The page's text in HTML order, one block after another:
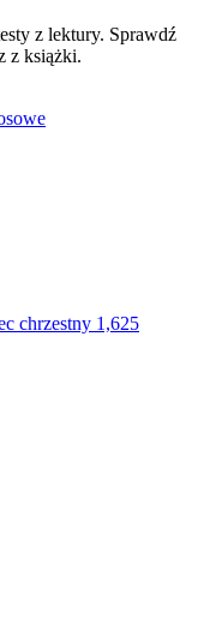
z lektury. Sprawdź
z książki.
chrzestny 1,625